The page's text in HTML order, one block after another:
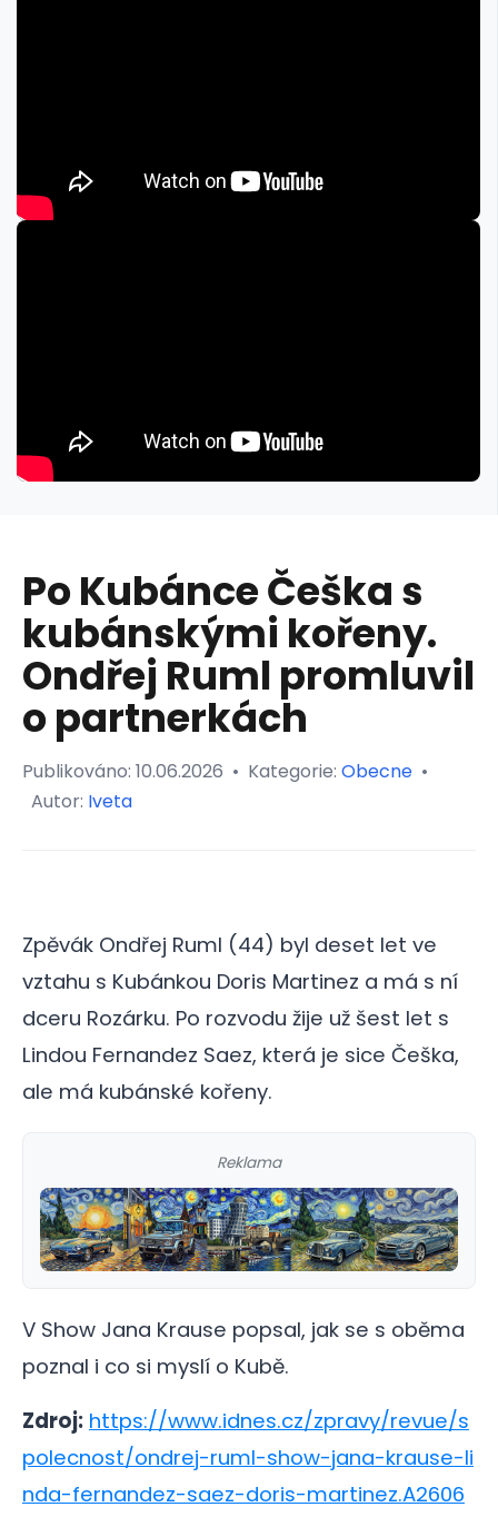
Po Kubánce Češka s
kubánskými kořeny.
Ondřej Ruml promluvil
o partnerkách
Publikováno: 10.06.2026 • Kategorie: Obecne •
Autor: Iveta
Zpěvák Ondřej Ruml (44) byl deset let ve
vztahu s Kubánkou Doris Martinez a má s ní
dceru Rozárku. Po rozvodu žije už šest let s
Lindou Fernandez Saez, která je sice Češka,
ale má kubánské kořeny.
Reklama
V Show Jana Krause popsal, jak se s oběma
poznal i co si myslí o Kubě.
Zdroj: https://www.idnes.cz/zpravy/revue/s
polecnost/ondrej-ruml-show-jana-krause-li
nda-fernandez-saez-doris-martinez.A2606